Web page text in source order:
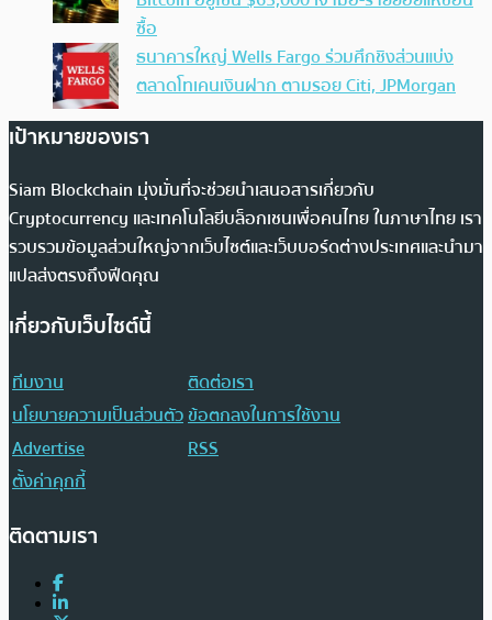
ซื้อ
ธนาคารใหญ่ Wells Fargo ร่วมศึกชิงส่วนแบ่ง
ตลาดโทเคนเงินฝาก ตามรอย Citi, JPMorgan
เป้าหมายของเรา
Siam Blockchain มุ่งมั่นที่จะช่วยนำเสนอสารเกี่ยวกับ
Cryptocurrency และเทคโนโลยีบล็อกเชนเพื่อคนไทย ในภาษาไทย เรา
รวบรวมข้อมูลส่วนใหญ่จากเว็บไซต์และเว็บบอร์ดต่างประเทศและนำมา
แปลส่งตรงถึงฟีดคุณ
เกี่ยวกับเว็บไซต์นี้
ทีมงาน
ติดต่อเรา
นโยบายความเป็นส่วนตัวข้อตกลงในการใช้งาน
Advertise
RSS
ตั้งค่าคุกกี้
ติดตามเรา